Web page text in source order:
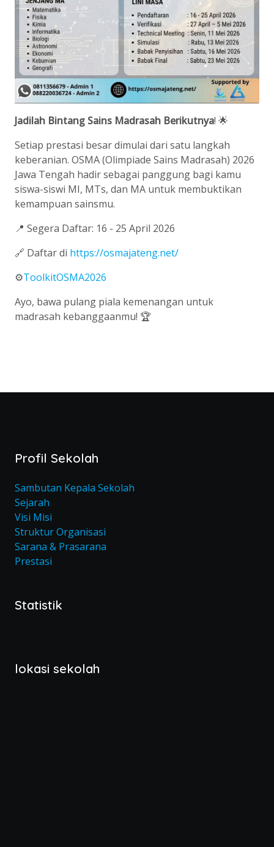
Jadilah Bintang Sains Madrasah Berikutnya! 🌟
Setiap prestasi besar dimulai dari satu langkah
keberanian. OSMA (Olimpiade Sains Madrasah) 2026
Jawa Tengah hadir sebagai panggung bagi kamu
siswa-siswi MI, MTs, dan MA untuk membuktikan
kemampuan sainsmu.
📍 Segera Daftar: 16 - 25 April 2026
🔗 Daftar di https://osmajateng.net/
⚙️ToolkitOSMA2026
Ayo, bawa pulang piala kemenangan untuk
madrasah kebanggaanmu! 🏆
Profil Sekolah
Sambutan Kepala Sekolah
Sejarah
Visi Misi
Struktur Organisasi
Sarana & Prasarana
Prestasi
Statistik
lokasi sekolah